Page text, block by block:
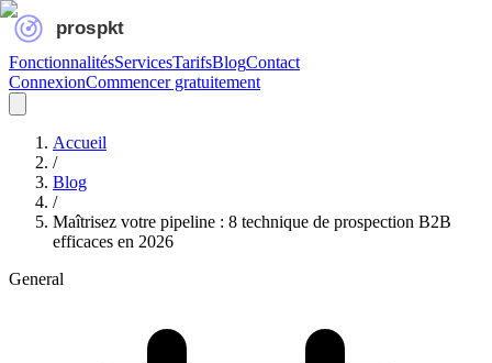
FonctionnalitésServicesTarifsBlogContact
ConnexionCommencer gratuitement
Accueil
/
Blog
/
Maîtrisez votre pipeline : 8 technique de prospection B2B
efficaces en 2026
General